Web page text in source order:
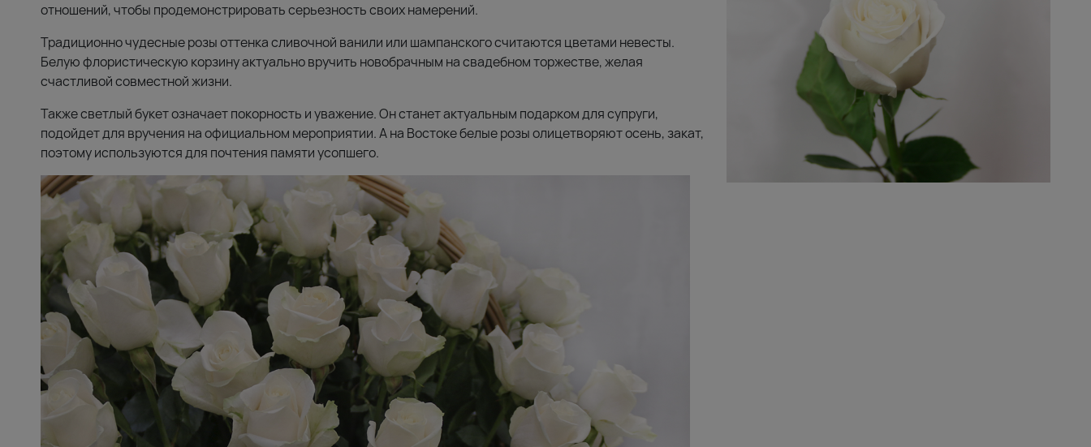
отношений, чтобы продемонстрировать серьезность своих намерений.
Традиционно чудесные розы оттенка сливочной ванили или шампанского считаются цветами невесты.
Белую флористическую корзину актуально вручить новобрачным на свадебном торжестве, желая
счастливой совместной жизни.
Также светлый букет означает покорность и уважение. Он станет актуальным подарком для супруги,
подойдет для вручения на официальном мероприятии. А на Востоке белые розы олицетворяют осень, закат,
поэтому используются для почтения памяти усопшего.